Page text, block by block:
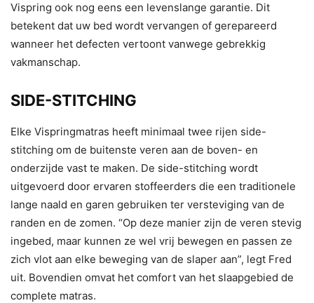
Vispring ook nog eens een levenslange garantie. Dit
betekent dat uw bed wordt vervangen of gerepareerd
wanneer het defecten vertoont vanwege gebrekkig
vakmanschap.
SIDE-STITCHING
Elke Vispringmatras heeft minimaal twee rijen side-
stitching om de buitenste veren aan de boven- en
onderzijde vast te maken. De side-stitching wordt
uitgevoerd door ervaren stoffeerders die een traditionele
lange naald en garen gebruiken ter versteviging van de
randen en de zomen. “Op deze manier zijn de veren stevig
ingebed, maar kunnen ze wel vrij bewegen en passen ze
zich vlot aan elke beweging van de slaper aan”, legt Fred
uit. Bovendien omvat het comfort van het slaapgebied de
complete matras.